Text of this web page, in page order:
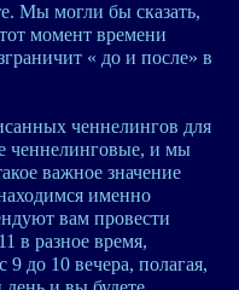
Мы могли бы сказать,
момент времени
« до и после» в
ченнелингов для
ченнелинговые, и мы
важное значение
именно
вам провести
в разное время,
9 до 10 вечера, полагая,